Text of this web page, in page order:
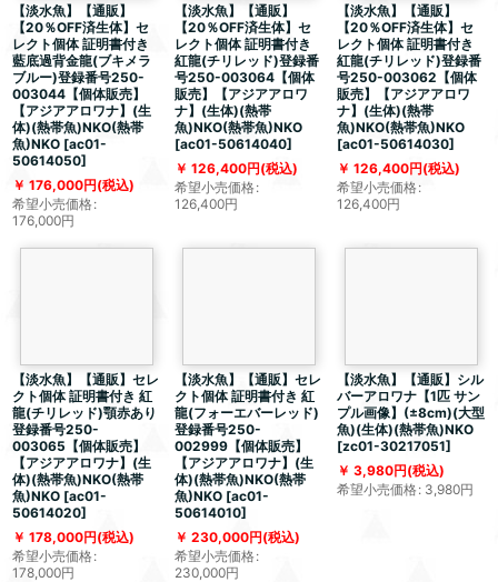
【淡水魚】【通販】
【20％OFF済生体】セ
レクト個体 証明書付き
藍底過背金龍(ブキメラ
ブルー)登録番号250-
003044【個体販売】
【アジアアロワナ】(生
体)(熱帯魚)NKO(熱帯
魚)NKO [ac01-
50614050]
176,000円(税込)
希望小売価格:
176,000円
【淡水魚】【通販】
【20％OFF済生体】セ
レクト個体 証明書付き
紅龍(チリレッド)登録番
号250-003064【個体
販売】【アジアアロワ
ナ】(生体)(熱帯
魚)NKO(熱帯魚)NKO
[ac01-50614040]
126,400円(税込)
希望小売価格:
126,400円
【淡水魚】【通販】
【20％OFF済生体】セ
レクト個体 証明書付き
紅龍(チリレッド)登録番
号250-003062【個体
販売】【アジアアロワ
ナ】(生体)(熱帯
魚)NKO(熱帯魚)NKO
[ac01-50614030]
126,400円(税込)
希望小売価格 :
126,400円
【淡水魚】【通販】セレ
クト個体 証明書付き 紅
龍(チリレッド)顎赤あり
登録番号250-
003065【個体販売】
【アジアアロワナ】(生
体)(熱帯魚)NKO(熱帯
魚)NKO [ac01-
50614020]
178,000円(税込)
希望小売価格:
178,000円
【淡水魚】【通販】セレ
クト個体 証明書付き 紅
龍(フォーエバーレッド)
登録番号250-
002999【個体販売】
【アジアアロワナ】(生
体)(熱帯魚)NKO(熱帯
魚)NKO [ac01-
50614010]
230,000円(税込)
希望小売価格:
230,000円
【淡水魚】【通販】シル
バーアロワナ【1匹 サン
プル画像】(±8cm)(大型
魚)(生体)(熱帯魚)NKO
[zc01-30217051]
3,980円(税込)
希望小売価格: 3,980円